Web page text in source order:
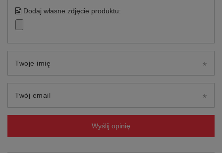
Dodaj własne zdjęcie produktu:
Twoje imię
Twój email
Wyślij opinię